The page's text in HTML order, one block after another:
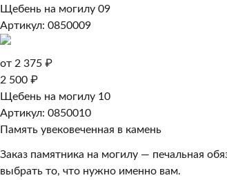
Щебень на могилу 09
Артикул: 0850009
от 2 375 ₽
2 500 ₽
Щебень на могилу 10
Артикул: 0850010
Память увековеченная в камень
Заказ памятника на могилу — печальная
выбрать то, что нужно именно вам.